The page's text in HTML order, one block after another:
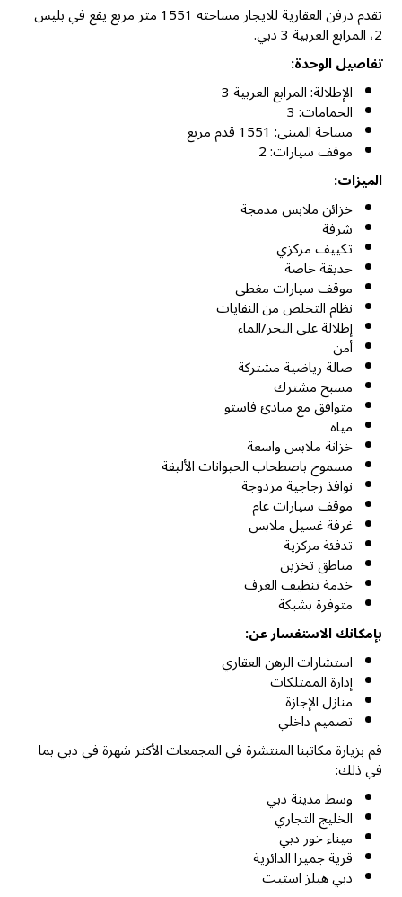
تقدم درفن العقارية للايجار مساحته 1551 متر مربع يقع في بليس
2، المرابع العربية 3 دبي.
تفاصيل الوحدة:
الإطلالة: المرابع العربية 3
الحمامات: 3
مساحة المبنى: 1551 قدم مربع
موقف سيارات: 2
الميزات:
خزائن ملابس مدمجة
شرفة
تكييف مركزي
حديقة خاصة
موقف سيارات مغطى
نظام التخلص من النفايات
إطلالة على البحر/الماء
أمن
صالة رياضية مشتركة
مسبح مشترك
متوافق مع مبادئ فاستو
مياه
خزانة ملابس واسعة
مسموح باصطحاب الحيوانات الأليفة
نوافذ زجاجية مزدوجة
موقف سيارات عام
غرفة غسيل ملابس
تدفئة مركزية
مناطق تخزين
خدمة تنظيف الغرف
متوفرة بشبكة
بإمكانك الاستفسار عن:
استشارات الرهن العقاري
إدارة الممتلكات
منازل الإجازة
تصميم داخلي
قم بزيارة مكاتبنا المنتشرة في المجمعات الأكثر شهرة في دبي بما
في ذلك:
وسط مدينة دبي
الخليج التجاري
ميناء خور دبي
قرية جميرا الدائرية
دبي هيلز استيت